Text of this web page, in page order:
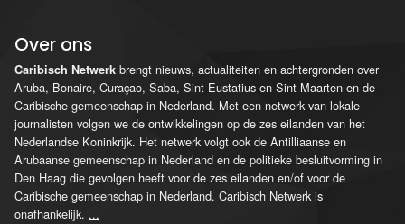
Over ons
Caribisch Netwerk brengt nieuws, actualiteiten en achtergronden over
Aruba, Bonaire, Curaçao, Saba, Sint Eustatius en Sint Maarten en de
Caribische gemeenschap in Nederland. Met een netwerk van lokale
journalisten volgen we de ontwikkelingen op de zes eilanden van het
Nederlandse Koninkrijk. Het netwerk volgt ook de Antilliaanse en
Arubaanse gemeenschap in Nederland en de politieke besluitvorming in
Den Haag die gevolgen heeft voor de zes eilanden en/of voor de
Caribische gemeenschap in Nederland. Caribisch Netwerk is
onafhankelijk. ...